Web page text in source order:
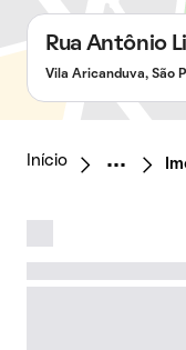
Rua Antônio
Vila Aricanduva, São
Início